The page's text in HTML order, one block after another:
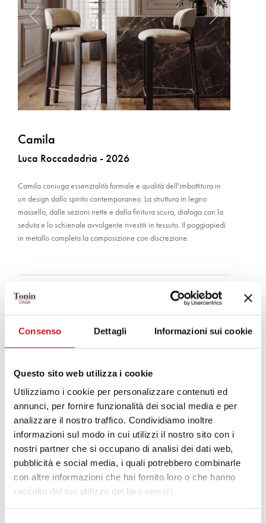
Consenso Dettagli Informazioni sui cookie
Questo sito web utilizza i cookie
Utilizziamo i cookie per personalizzare contenuti ed
annunci, per fornire funzionalità dei social media e per
analizzare il nostro traffico. Condividiamo inoltre
informazioni sul modo in cui utilizzi il nostro sito con i
nostri partner che si occupano di analisi dei dati web,
pubblicità e social media, i quali potrebbero combinarle
con altre informazioni che hai fornito loro o che hanno
raccolto dal tuo utilizzo dei loro servizi.
Camila
Luca Roccadadria - 2026
Camila coniuga essenzialità formale e qualità dell'imbottitura in
un design dallo spirito contemporaneo. La struttura in legno
massello, dalle sezioni nette e dalla finitura scura, dialoga con la
seduta e lo schienale avvolgente rivestiti in tessuto. Il poggiapiedi
in metallo completa la composizione con discrezione.
Finiture
NOCE CANALETTO FRASSINO NERO
Rivestimenti
Tessuto Kimono Tessuto Bouclé
Tessuto Shade Velluto Vega